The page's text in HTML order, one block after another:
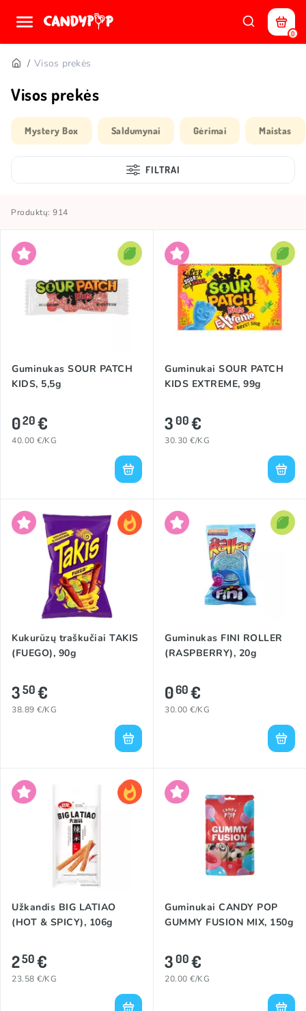
0
Visos prekės
Visos prekės
Mystery Box Saldumynai Gėrimai Maistas
FILTRAI
Produktų: 914
Guminukas SOUR PATCH
KIDS, 5,5g
020€
40.00 €/KG
Guminukai SOUR PATCH
KIDS EXTREME, 99g
300€
30.30 €/KG
Kukurūzų traškučiai TAKIS
(FUEGO), 90g
350€
38.89 €/KG
Guminukas FINI ROLLER
(RASPBERRY), 20g
060€
30.00 €/KG
Užkandis BIG LATIAO
(HOT & SPICY), 106g
250€
23.58 €/KG
Guminukai CANDY POP
GUMMY FUSION MIX, 150g
300€
20.00 €/KG